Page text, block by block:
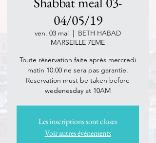
04/05/19
ven. 03 mai
  |
BETH HABAD
MARSEILLE 7EME
Toute réservation faite après mercredi
matin 10:00 ne sera pas garantie.
Reservation must be taken before
wedenesday at 10AM
Les inscriptions sont closes
Voir autres événements